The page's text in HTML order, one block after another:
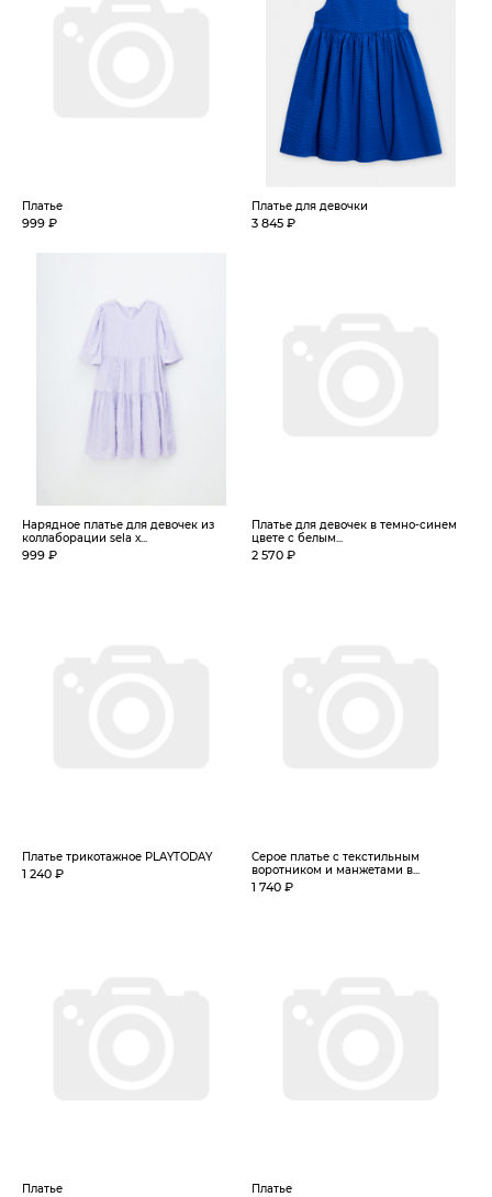
Платье
999 ₽
Платье для девочки
3 845 ₽
Нарядное платье для девочек из
коллаборации sela х...
999 ₽
Платье для девочек в темно-синем
цвете с белым...
2 570 ₽
Платье трикотажное PLAYTODAY
1 240 ₽
Серое платье с текстильным
воротником и манжетами в...
1 740 ₽
Платье Платье